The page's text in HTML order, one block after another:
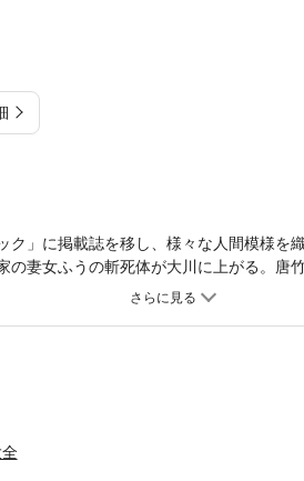
ク」に掲載誌を移し、様々な人間模様を
妻女ふうの斬死体が大川に上がる。唐
とは？ 柴田錬三郎の『眠狂四郎』を原